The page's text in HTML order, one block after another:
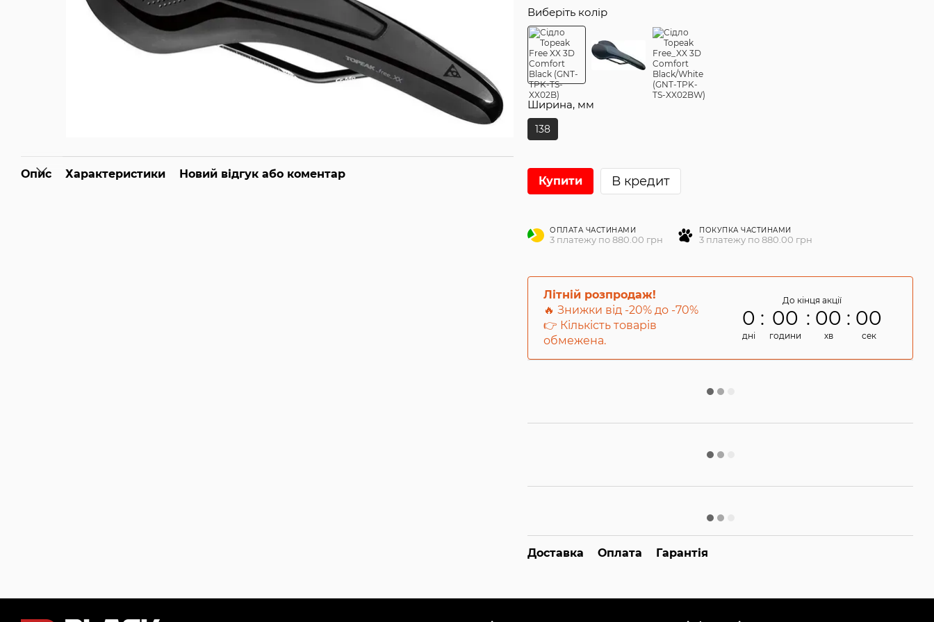
Опис Характеристики Новий відгук або коментар
Виберіть колір
Ширина, мм
138
Купити В кредит
ОПЛАТА ЧАСТИНАМИ
3 платежу по 880.00 грн
ПОКУПКА ЧАСТИНАМИ
3 платежу по 880.00 грн
Літній розпродаж!
🔥 Знижки від -20% до -70%
👉 Кількість товарів
обмежена.
До кінця акції
0
дні
00
години
00
хв
00
сек
Доставка Оплата Гарантія